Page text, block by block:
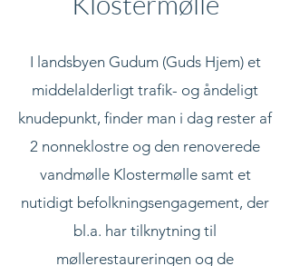
I landsbyen Gudum (Guds Hjem) et
middelalderligt trafik- og åndeligt
knudepunkt, finder man i dag rester af
2 nonneklostre og den renoverede
vandmølle Klostermølle samt et
nutidigt befolkningsengagement, der
bl.a. har tilknytning til
møllerestaureringen og de